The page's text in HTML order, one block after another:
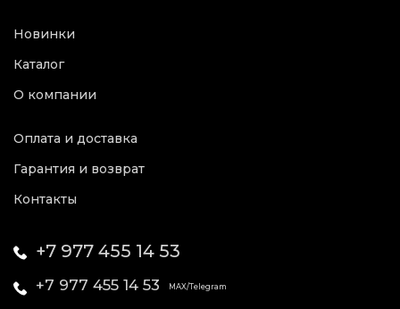
Новинки
Каталог
О компании
Оплата и доставка
Гарантия и возврат
Контакты
+7 977 455 14 53
+7 977 455 14 53 MAX/Telegram